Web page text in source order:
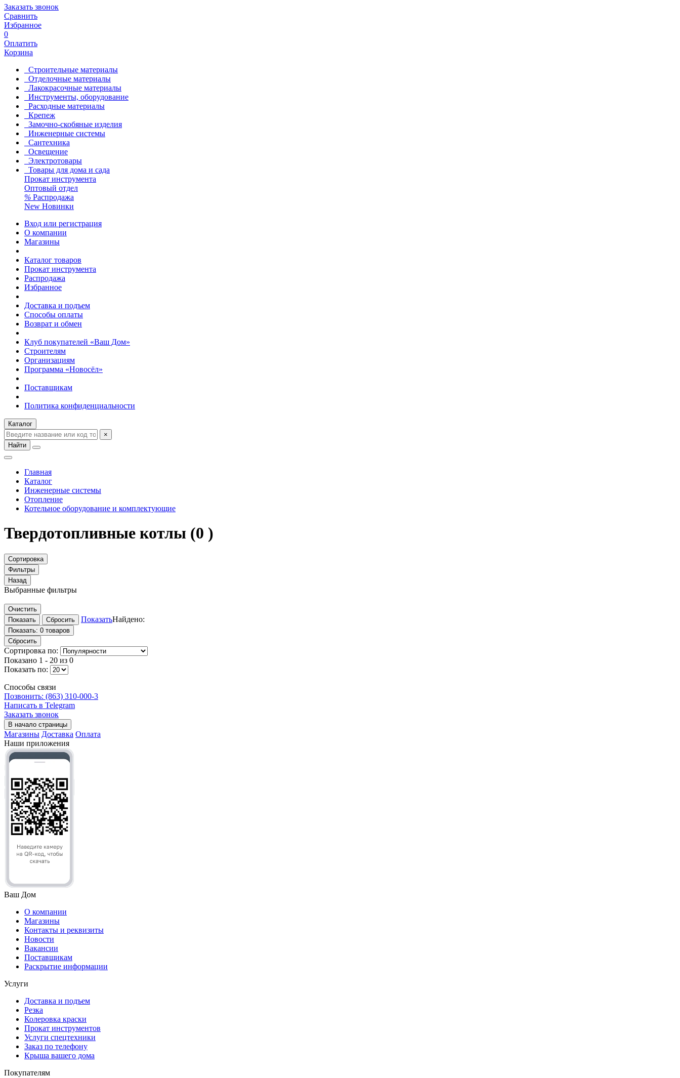
Заказать звонок
Сравнить
Избранное
0
Оплатить
Корзина
Строительные материалы
Отделочные материалы
Лакокрасочные материалы
Инструменты, оборудование
Расходные материалы
Крепеж
Замочно-скобяные изделия
Инженерные системы
Сантехника
Освещение
Электротовары
Товары для дома и сада
Прокат инструмента
Оптовый отдел
% Распродажа
New Новинки
Вход или регистрация
О компании
Магазины
Каталог товаров
Прокат инструмента
Распродажа
Избранное
Доставка и подъем
Способы оплаты
Возврат и обмен
Клуб покупателей «Ваш Дом»
Строителям
Организациям
Программа «Новосёл»
Поставщикам
Политика конфиденциальности
Каталог
×
Найти
Главная
Каталог
Инженерные системы
Отопление
Котельное оборудование и комплектующие
Твердотопливные котлы (0 )
Сортировка
Фильтры
Назад
Выбранные фильтры
Очистить
ПоказатьНайдено:
Показать: 0 товаров
Сбросить
Сортировка по:
Показано 1 - 20 из 0
Показать по:
Способы связи
Позвонить: (863) 310-000-3
Написать в Telegram
Заказать звонок
В начало страницы
Магазины Доставка Оплата
Наши приложения
Ваш Дом
О компании
Магазины
Контакты и реквизиты
Новости
Вакансии
Поставщикам
Раскрытие информации
Услуги
Доставка и подъем
Резка
Колеровка краски
Прокат инструментов
Услуги спецтехники
Заказ по телефону
Крыша вашего дома
Покупателям